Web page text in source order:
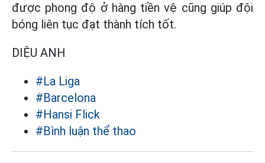
được phong độ ở hàng tiền vệ cũng giúp đội
bóng liên tục đạt thành tích tốt.
DIỆU ANH
#La Liga
#Barcelona
#Hansi Flick
#Bình luận thể thao